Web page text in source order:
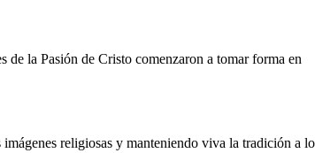
de la Pasión de Cristo comenzaron a tomar forma en
imágenes religiosas y manteniendo viva la tradición a lo